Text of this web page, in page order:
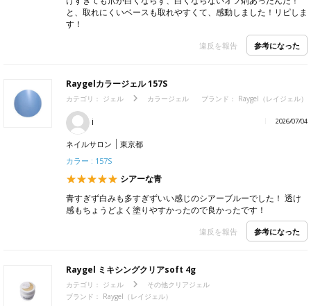
と、取れにくいベースも取れやすくて、感動しました！リピしま
す！
違反を報告 参考になった
Raygelカラージェル 157S
カテゴリ： ジェル カラージェル ブランド： Raygel（レイジェル）
i 2026/07/04
ネイルサロン
東京都
カラー : 157S
シアーな青
青すぎず白みも多すぎずいい感じのシアーブルーでした！ 透け
感もちょうどよく塗りやすかったので良かったです！
違反を報告 参考になった
Raygel ミキシングクリアsoft 4g
カテゴリ： ジェル
その他クリアジェル
ブランド： Raygel（レイジェル）